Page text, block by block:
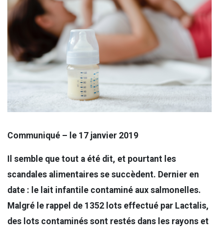
Communiqué – le 17 janvier 2019
Il semble que tout a été dit, et pourtant les
scandales alimentaires se succèdent. Dernier en
date : le lait infantile contaminé aux salmonelles.
Malgré le rappel de 1352 lots effectué par Lactalis,
des lots contaminés sont restés dans les rayons et